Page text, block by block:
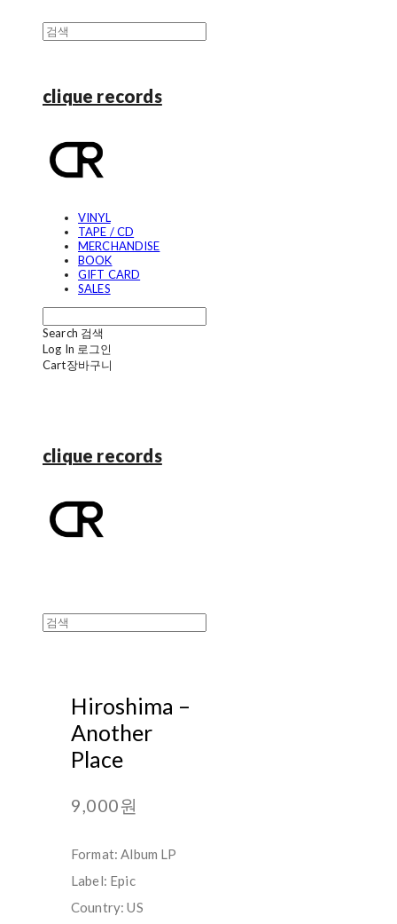
clique records
VINYL
TAPE / CD
MERCHANDISE
BOOK
GIFT CARD
SALES
Search 검색
Log In 로그인
Cart장바구니
clique records
Hiroshima ‎–
Another
Place
9,000원
Format: Album LP
Label: Epic
Country: US